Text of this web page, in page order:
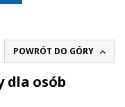
POWRÓT DO GÓRY 
dla osób